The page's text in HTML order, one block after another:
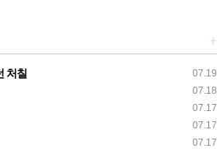
+
07.19
처칠
07.18
07.17
07.17
07.17